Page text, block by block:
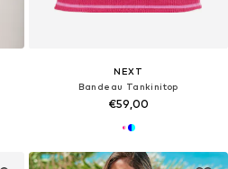
NEXT
Bandeau Tankinitop
€59,00